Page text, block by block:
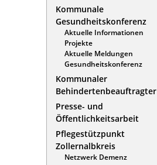
Kommunale
Gesundheitskonferenz
Aktuelle Informationen
Projekte
Aktuelle Meldungen
Gesundheitskonferenz
Kommunaler
Behindertenbeauftragter
Presse- und
Öffentlichkeitsarbeit
Pflegestützpunkt
Zollernalbkreis
Netzwerk Demenz